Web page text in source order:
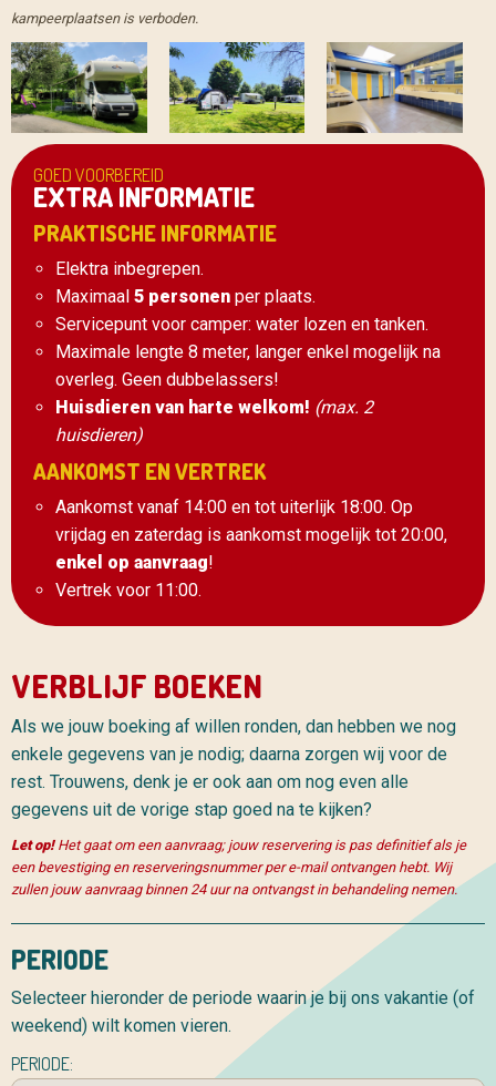
kampeerplaatsen is verboden.
GOED VOORBEREID
EXTRA INFORMATIE
PRAKTISCHE INFORMATIE
Elektra inbegrepen.
Maximaal 5 personen per plaats.
Servicepunt voor camper: water lozen en tanken.
Maximale lengte 8 meter, langer enkel mogelijk na
overleg. Geen dubbelassers!
Huisdieren van harte welkom! (max. 2
huisdieren)
AANKOMST EN VERTREK
Aankomst vanaf 14:00 en tot uiterlijk 18:00. Op
vrijdag en zaterdag is aankomst mogelijk tot 20:00,
enkel op aanvraag!
Vertrek voor 11:00.
VERBLIJF BOEKEN
Als we jouw boeking af willen ronden, dan hebben we nog
enkele gegevens van je nodig; daarna zorgen wij voor de
rest. Trouwens, denk je er ook aan om nog even alle
gegevens uit de vorige stap goed na te kijken?
Let op!Het gaat om een aanvraag; jouw reservering is pas definitief als je
een bevestiging en reserveringsnummer per e-mail ontvangen hebt. Wij
zullen jouw aanvraag binnen 24 uur na ontvangst in behandeling nemen.
PERIODE
Selecteer hieronder de periode waarin je bij ons vakantie (of
weekend) wilt komen vieren.
PERIODE: